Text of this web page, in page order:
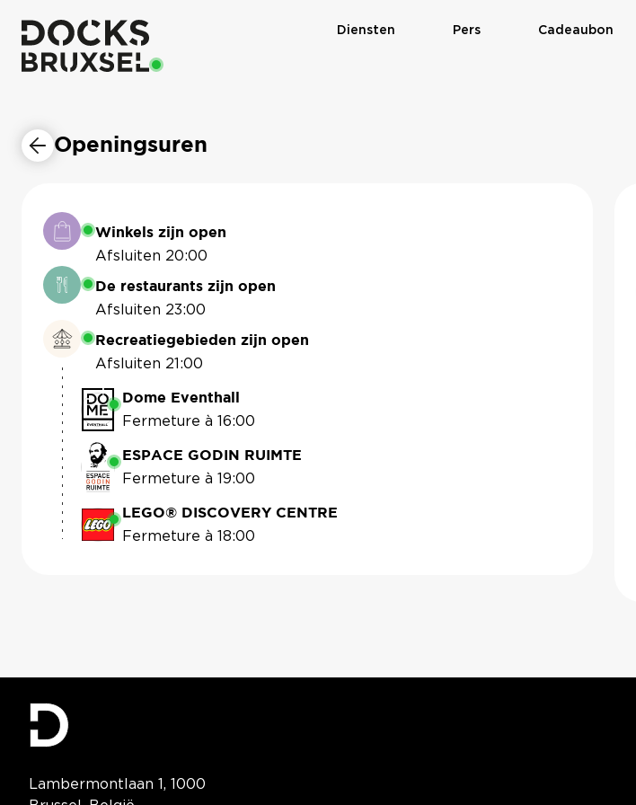
Diensten Pers Cadeaubon
Openingsuren
Winkels zijn open
Afsluiten 20:00
De restaurants zijn open
Afsluiten 23:00
Recreatiegebieden zijn open
Afsluiten 21:00
Dome Eventhall
Fermeture à 16:00
ESPACE GODIN RUIMTE
Fermeture à 19:00
LEGO® DISCOVERY CENTRE
Fermeture à 18:00
Contact Information
Lambermontlaan 1, 1000